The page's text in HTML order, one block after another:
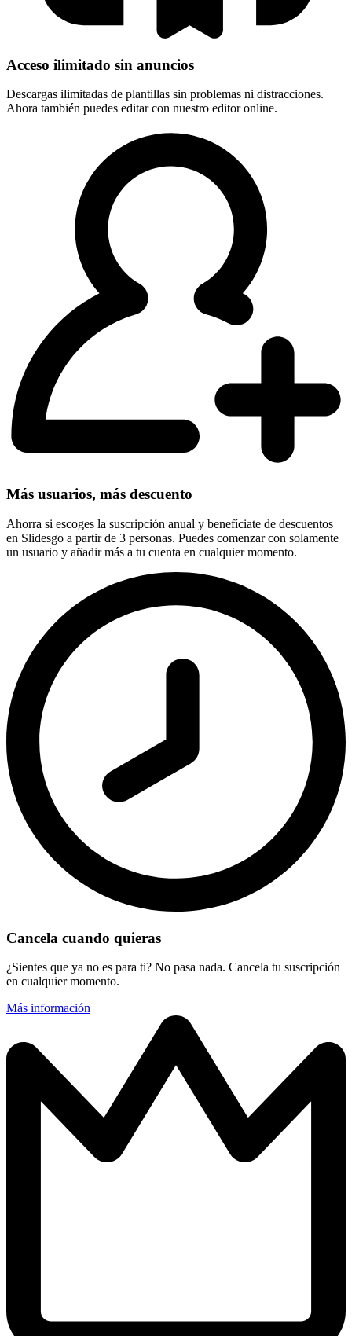
Acceso ilimitado sin anuncios
Descargas ilimitadas de plantillas sin problemas ni distracciones.
Ahora también puedes editar con nuestro editor online.
Más usuarios, más descuento
Ahorra si escoges la suscripción anual y benefíciate de descuentos
en Slidesgo a partir de 3 personas. Puedes comenzar con solamente
un usuario y añadir más a tu cuenta en cualquier momento.
Cancela cuando quieras
¿Sientes que ya no es para ti? No pasa nada. Cancela tu suscripción
en cualquier momento.
Más información